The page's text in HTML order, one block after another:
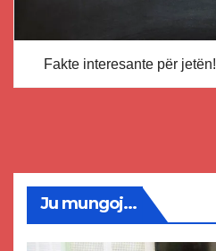
Fakte interesante për jetën!
Ju mungoj...